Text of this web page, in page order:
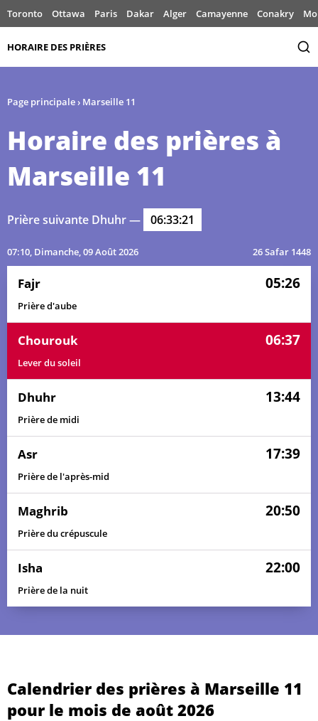
Toronto Ottawa Paris Dakar Alger Camayenne Conakry
HORAIRE DES PRIÈRES
Page principale› Marseille 11
Horaire des prières à
Marseille 11
Prière suivante Dhuhr — 06:33:21
07:10, Dimanche, 09 Août 2026 26 Safar 1448
Fajr 05:26
Prière d'aube
Chourouk 06:37
Lever du soleil
Dhuhr 13:44
Prière de midi
Asr 17:39
Prière de l'après-mid
Maghrib 20:50
Prière du crépuscule
Isha 22:00
Prière de la nuit
Calendrier des prières à Marseille 11
pour le mois de août 2026
03, Lu 05:18 06:30 13:44 17:42 20:58 22:10